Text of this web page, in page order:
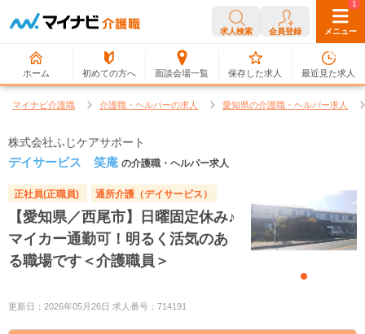
求人検索 会員登録 メニュー
ホーム 初めての方へ 面談会場一覧
0
保存した求人
1
最近見た求人
マイナビ介護職 介護職・ヘルパーの求人 愛知県の介護職・ヘルパー求人
株式会社ふじケアサポート
デイサービス 笑庵 の介護職・ヘルパー求人
正社員(正職員) 通所介護（デイサービス）
【愛知県／西尾市】日曜固定休み♪
マイカー通勤可！明るく活気のあ
る職場です＜介護職員＞
更新日：2026年05月26日 求人番号：714191